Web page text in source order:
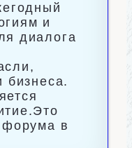
и
диалога
бизнеса.
форума в